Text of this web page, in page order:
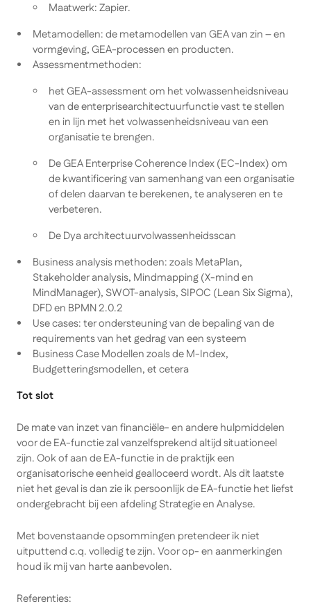
Maatwerk: Zapier.
Metamodellen: de metamodellen van GEA van zin – en
vormgeving, GEA-processen en producten.
Assessmentmethoden:
het GEA-assessment om het volwassenheidsniveau
van de enterprisearchitectuurfunctie vast te stellen
en in lijn met het volwassenheidsniveau van een
organisatie te brengen.
De GEA Enterprise Coherence Index (EC-Index) om
de kwantificering van samenhang van een organisatie
of delen daarvan te berekenen, te analyseren en te
verbeteren.
De Dya architectuurvolwassenheidsscan
Business analysis methoden: zoals MetaPlan,
Stakeholder analysis, Mindmapping (X-mind en
MindManager), SWOT-analysis, SIPOC (Lean Six Sigma),
DFD en BPMN 2.0.2
Use cases: ter ondersteuning van de bepaling van de
requirements van het gedrag van een systeem
Business Case Modellen zoals de M-Index,
Budgetteringsmodellen, et cetera
Tot slot
De mate van inzet van financiële- en andere hulpmiddelen
voor de EA-functie zal vanzelfsprekend altijd situationeel
zijn. Ook of aan de EA-functie in de praktijk een
organisatorische eenheid gealloceerd wordt. Als dit laatste
niet het geval is dan zie ik persoonlijk de EA-functie het liefst
ondergebracht bij een afdeling Strategie en Analyse.
Met bovenstaande opsommingen pretendeer ik niet
uitputtend c.q. volledig te zijn. Voor op- en aanmerkingen
houd ik mij van harte aanbevolen.
Referenties: